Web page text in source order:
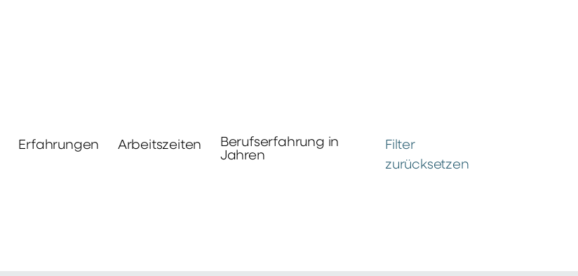
Erfahrungen Arbeitszeiten
Berufserfahrung in
Jahren
Filter
zurücksetzen